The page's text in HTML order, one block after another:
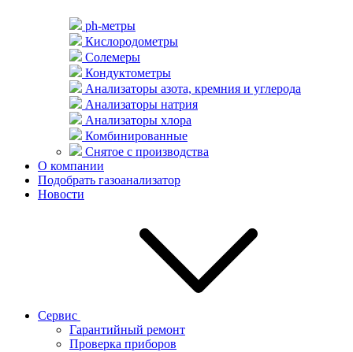
ph-метры
Кислородометры
Солемеры
Кондуктометры
Анализаторы азота, кремния и углерода
Анализаторы натрия
Анализаторы хлора
Комбинированные
Снятое с производства
О компании
Подобрать газоанализатор
Новости
Сервис
Гарантийный ремонт
Проверка приборов